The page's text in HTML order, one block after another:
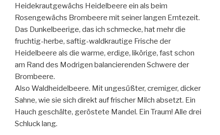
Heidekrautgewächs Heidelbeere ein als beim
Rosengewächs Brombeere mit seiner langen Erntezeit.
Das Dunkelbeerige, das ich schmecke, hat mehr die
fruchtig-herbe, saftig-waldkrautige Frische der
Heidelbeere als die warme, erdige, likörige, fast schon
am Rand des Modrigen balancierenden Schwere der
Brombeere.
Also Waldheidelbeere. Mit ungesűßter, cremiger, dicker
Sahne, wie sie sich direkt auf frischer Milch absetzt. Ein
Hauch geschälte, geröstete Mandel. Ein Traum! Alle drei
Schluck lang.